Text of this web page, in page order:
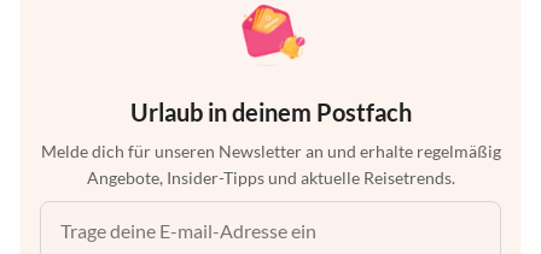
Urlaub in deinem Postfach
Melde dich für unseren Newsletter an und erhalte regelmäßig
Angebote, Insider-Tipps und aktuelle Reisetrends.